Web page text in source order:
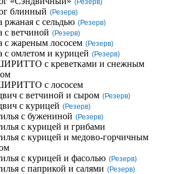
(Резерв)
блинный (Резерв)
ржаная с сельдью (Резерв)
с ветчиной (Резерв)
с жареным лососем (Резерв)
с омлетом и курицей (Резерв)
с креветками и снежным
с лососем
с ветчиной и сыром (Резерв)
с курицей (Резерв)
с бужениной (Резерв)
с курицей и грибами
с курицей и медово-горчичным
с курицей и фасолью (Резерв)
с паприкой и салями (Резерв)